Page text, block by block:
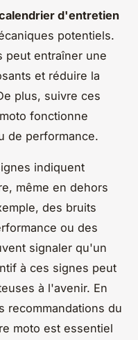
d'entretien
potentiels.
peut entraîner une
et réduire la
plus, suivre ces
fonctionne
de performance.
indiquent
même en dehors
des bruits
ou des
signaler qu'un
à ces signes peut
à l'avenir. En
recommandations du
moto est essentiel